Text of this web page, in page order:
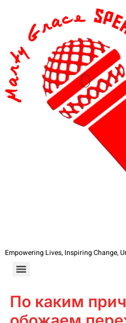
Empowering Lives, Inspiring Change,
По каким